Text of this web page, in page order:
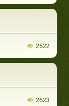
2522
2623